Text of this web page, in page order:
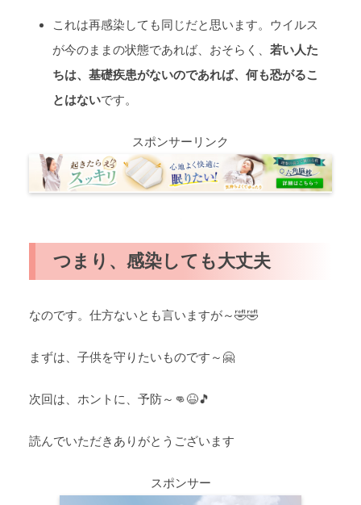
これは再感染しても同じだと思います。ウイルス
が今のままの状態であれば、おそらく、 若い人た
ちは、基礎疾患がないのであれば、何も恐がるこ
とはないです。
スポンサーリンク
つまり、感染しても大丈夫
なのです。仕方ないとも言いますが～🤣🤣
まずは、子供を守りたいものです～🤗
次回は、ホントに、予防～👊😆🎵
読んでいただきありがとうございます
スポンサー